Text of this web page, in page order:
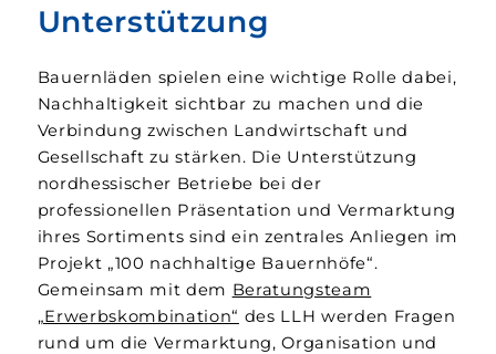
Unterstützung
Bauernläden spielen eine wichtige Rolle dabei,
Nach­haltigkeit sichtbar zu machen und die
Verbindung zwischen Land­wirtschaft und
Gesellschaft zu stärken. Die Unter­stützung
nord­hessischer Betriebe bei der
professionellen Präsentation und Vermarktung
ihres Sortiments sind ein zentrales Anliegen im
Projekt „100 nach­haltige Bauern­höfe“.
Gemeinsam mit dem Beratungs­team
„Erwerbs­kombination“ des LLH werden Fragen
rund um die Vermarktung, Organisation und